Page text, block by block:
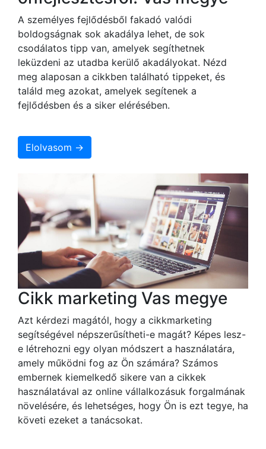
A személyes fejlődésből fakadó valódi
boldogságnak sok akadálya lehet, de sok
csodálatos tipp van, amelyek segíthetnek
leküzdeni az utadba kerülő akadályokat. Nézd
meg alaposan a cikkben található tippeket, és
találd meg azokat, amelyek segítenek a
fejlődésben és a siker elérésében.
Elolvasom →
Cikk marketing Vas megye
Azt kérdezi magától, hogy a cikkmarketing
segítségével népszerűsítheti-e magát? Képes lesz-
e létrehozni egy olyan módszert a használatára,
amely működni fog az Ön számára? Számos
embernek kiemelkedő sikere van a cikkek
használatával az online vállalkozásuk forgalmának
növelésére, és lehetséges, hogy Ön is ezt tegye, ha
követi ezeket a tanácsokat.